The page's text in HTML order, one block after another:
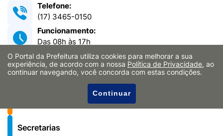
Telefone:
(17) 3465-0150
Funcionamento:
Das 08h às 17h
A Cidade
Secretarias
O Portal da Prefeitura utiliza cookies para melhorar a sua
experiência, de acordo com a nossa Política de Privacidade, ao
continuar navegando, você concorda com estas condições.
Continuar